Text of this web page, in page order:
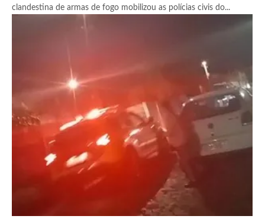
clandestina de armas de fogo mobilizou as polícias civis do...